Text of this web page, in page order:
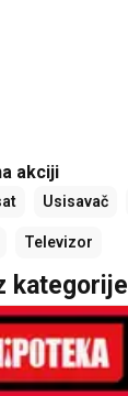
akciji
Usisavač
Televizor
kategorije